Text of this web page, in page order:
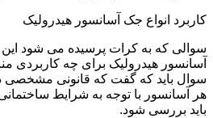
کاربرد انواع جک آسانسور هیدرولیک
سوالی که به کرات پرسیده می شود
آسانسور هیدرولیک برای چه کاربردی
سوال باید که گفت که قانونی مشخصی
هر آسانسور با توجه به شرایط
باید بررسی شود.